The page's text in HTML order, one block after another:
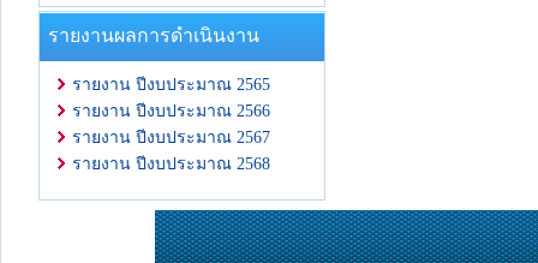
รายงานผลการดำเนินงาน
รายงาน ปีงบประมาณ 2565
รายงาน ปีงบประมาณ 2566
รายงาน ปีงบประมาณ 2567
รายงาน ปีงบประมาณ 2568